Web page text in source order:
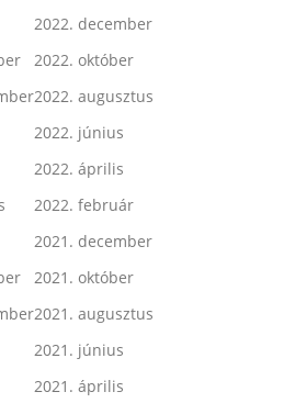
2022. december
2022. október
2022. augusztus
2022. június
2022. április
2022. február
2021. december
2021. október
2021. augusztus
2021. június
2021. április